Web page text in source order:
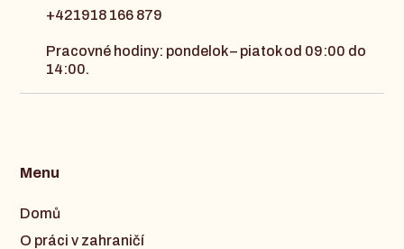
+421918 166 879
Pracovné hodiny: pondelok – piatok od 09:00 do
14:00.
Menu
Domů
O práci v zahraničí